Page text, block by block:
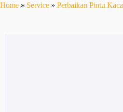
Home » Service » Perbaikan Pintu Kaca